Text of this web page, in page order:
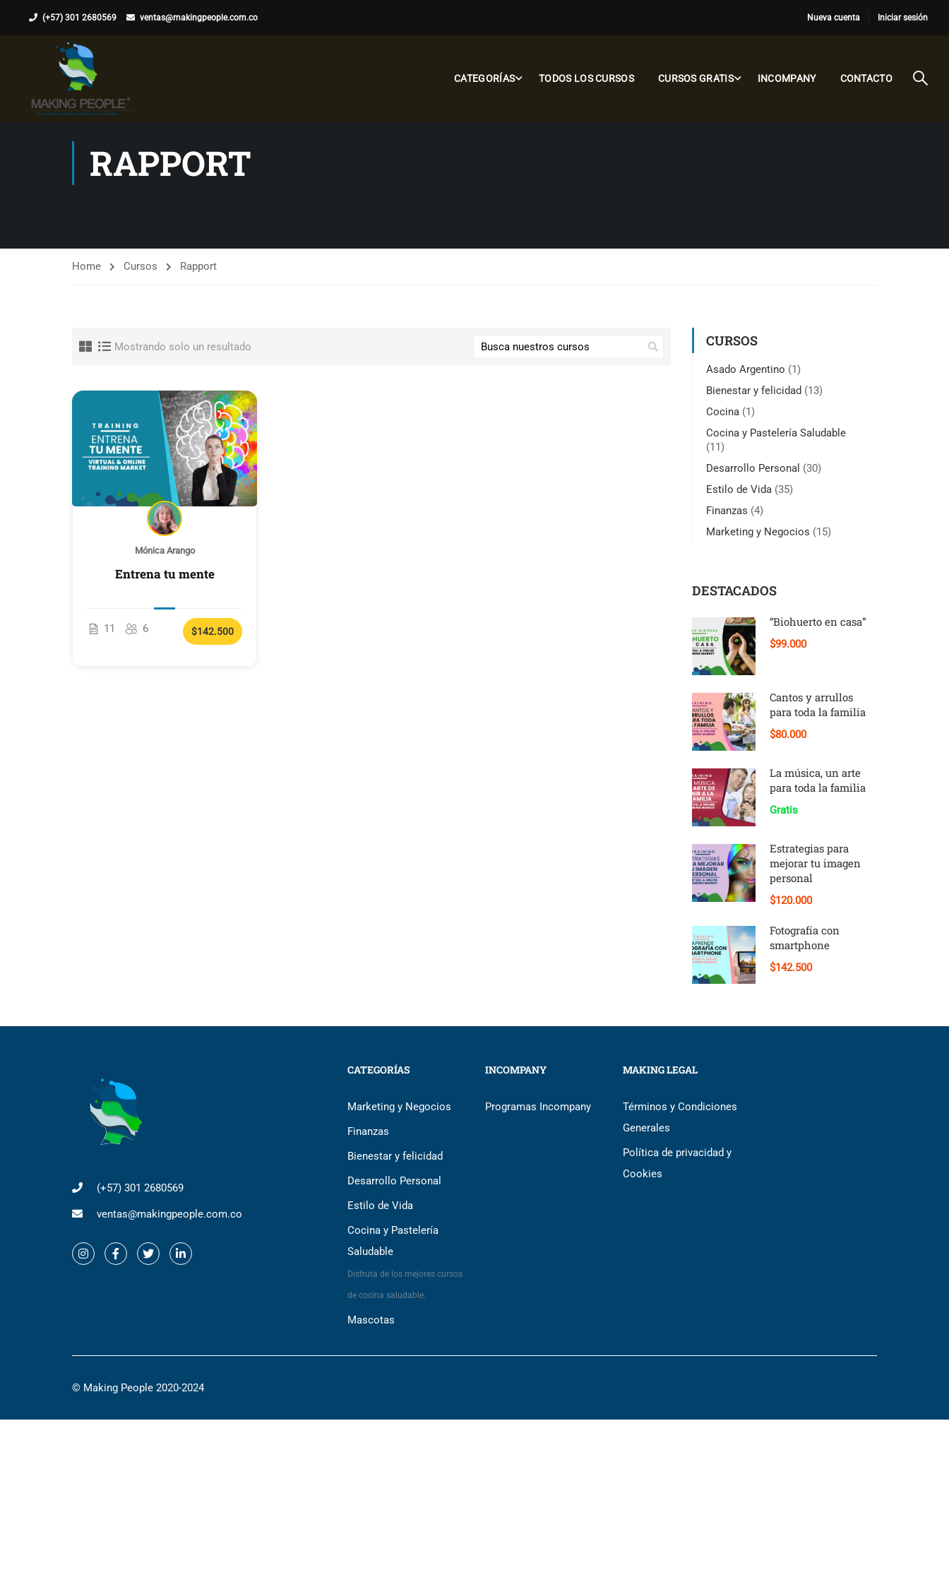
(+57) 301 2680569 ventas@makingpeople.com.co Nueva cuenta Iniciar sesión
CATEGORÍAS TODOS LOS CURSOS CURSOS GRATIS INCOMPANY CONTACTO
RAPPORT
Home Cursos Rapport
Mostrando solo un resultado
Mónica Arango
Entrena tu mente
11 6 $142.500
CURSOS
Asado Argentino (1)
Bienestar y felicidad (13)
Cocina (1)
Cocina y Pastelería Saludable
(11)
Desarrollo Personal (30)
Estilo de Vida (35)
Finanzas (4)
Marketing y Negocios (15)
DESTACADOS
“Biohuerto en casa”
$99.000
Cantos y arrullos
para toda la familia
$80.000
La música, un arte
para toda la familia
Gratis
Estrategias para
mejorar tu imagen
personal
$120.000
Fotografía con
smartphone
$142.500
(+57) 301 2680569
ventas@makingpeople.com.co
CATEGORÍAS
Marketing y Negocios
Finanzas
Bienestar y felicidad
Desarrollo Personal
Estilo de Vida
Cocina y Pastelería
Saludable
Disfruta de los mejores cursos
de cocina saludable.
Mascotas
INCOMPANY
Programas Incompany
MAKING LEGAL
Términos y Condiciones
Generales
Política de privacidad y
Cookies
© Making People 2020-2024